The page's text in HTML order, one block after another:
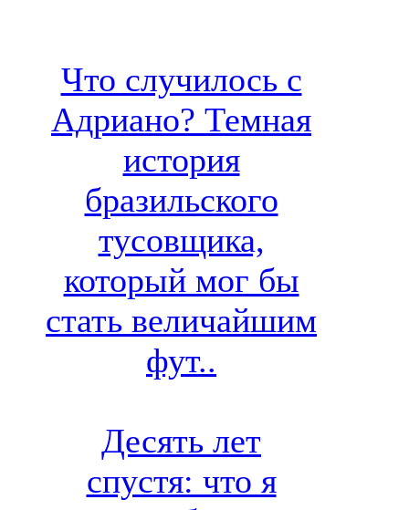
Что случилось с
Адриано? Темная
история
бразильского
тусовщика,
который мог бы
стать величайшим
фут..
Десять лет
спустя: что я